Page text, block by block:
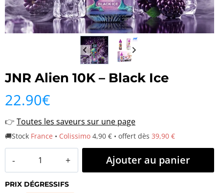
JNR Alien 10K – Black Ice
22.90€
👉 Toutes les saveurs sur une page
🚚Stock France • Colissimo 4,90 € • offert dès 39,90 €
de
JNR
Ajouter au panier
PRIX DÉGRESSIFS